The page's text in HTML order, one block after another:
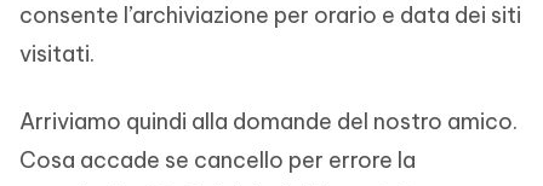
consente l’archiviazione per orario e data dei siti
visitati.
Arriviamo quindi alla domande del nostro amico.
Cosa accade se cancello per errore la